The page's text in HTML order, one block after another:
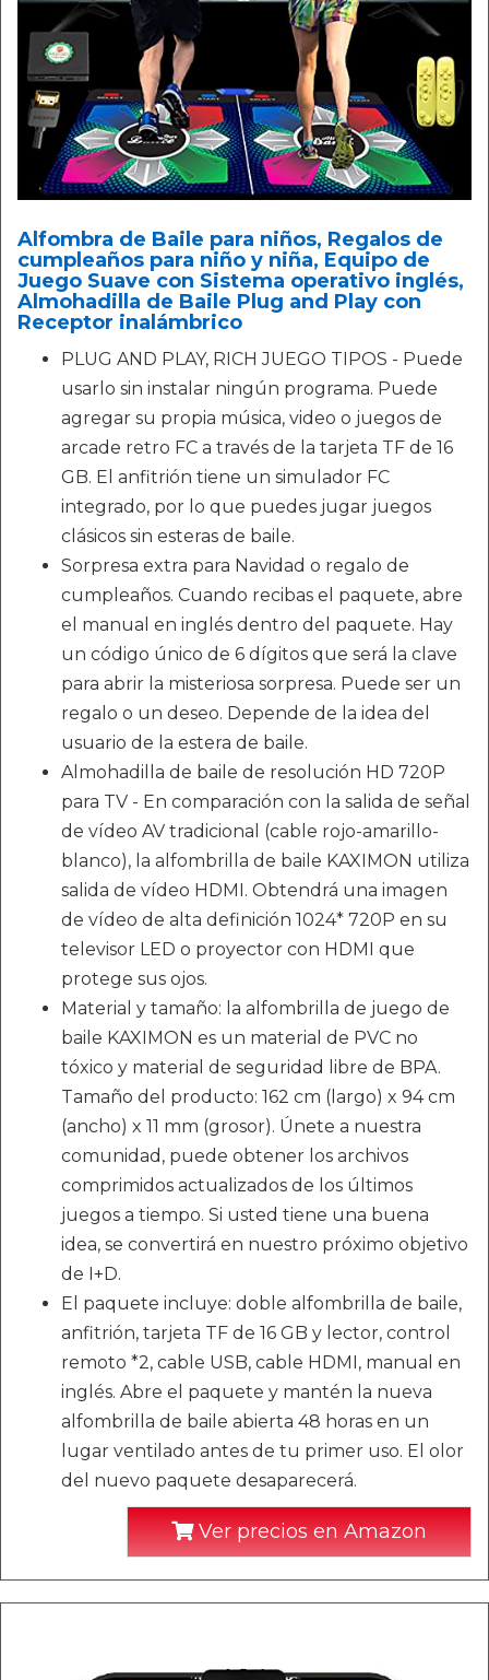
Alfombra de Baile para niños, Regalos de
cumpleaños para niño y niña, Equipo de
Juego Suave con Sistema operativo inglés,
Almohadilla de Baile Plug and Play con
Receptor inalámbrico
PLUG AND PLAY, RICH JUEGO TIPOS - Puede
usarlo sin instalar ningún programa. Puede
agregar su propia música, video o juegos de
arcade retro FC a través de la tarjeta TF de 16
GB. El anfitrión tiene un simulador FC
integrado, por lo que puedes jugar juegos
clásicos sin esteras de baile.
Sorpresa extra para Navidad o regalo de
cumpleaños. Cuando recibas el paquete, abre
el manual en inglés dentro del paquete. Hay
un código único de 6 dígitos que será la clave
para abrir la misteriosa sorpresa. Puede ser un
regalo o un deseo. Depende de la idea del
usuario de la estera de baile.
Almohadilla de baile de resolución HD 720P
para TV - En comparación con la salida de señal
de vídeo AV tradicional (cable rojo-amarillo-
blanco), la alfombrilla de baile KAXIMON utiliza
salida de vídeo HDMI. Obtendrá una imagen
de vídeo de alta definición 1024* 720P en su
televisor LED o proyector con HDMI que
protege sus ojos.
Material y tamaño: la alfombrilla de juego de
baile KAXIMON es un material de PVC no
tóxico y material de seguridad libre de BPA.
Tamaño del producto: 162 cm (largo) x 94 cm
(ancho) x 11 mm (grosor). Únete a nuestra
comunidad, puede obtener los archivos
comprimidos actualizados de los últimos
juegos a tiempo. Si usted tiene una buena
idea, se convertirá en nuestro próximo objetivo
de I+D.
El paquete incluye: doble alfombrilla de baile,
anfitrión, tarjeta TF de 16 GB y lector, control
remoto *2, cable USB, cable HDMI, manual en
inglés. Abre el paquete y mantén la nueva
alfombrilla de baile abierta 48 horas en un
lugar ventilado antes de tu primer uso. El olor
del nuevo paquete desaparecerá.
Ver precios en Amazon